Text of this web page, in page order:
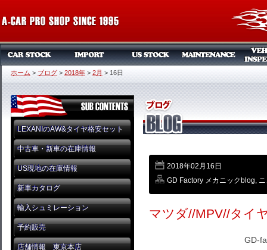
ホーム > ブログ > 2018年 > 2月 > 16日
LEXANIのAW&タイヤ格安セット
中古車・新車の在庫情報
US現地の在庫情報
新車カタログ
輸入シュミレーション
予約販売
店舗情報 東京本店
2018年02月16日
GD Factory メカニックblog,
マツダ//MPV//タイ
GD-